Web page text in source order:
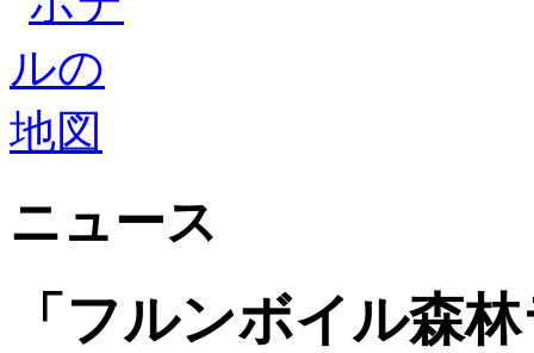
ニュース
「フルンボイル森